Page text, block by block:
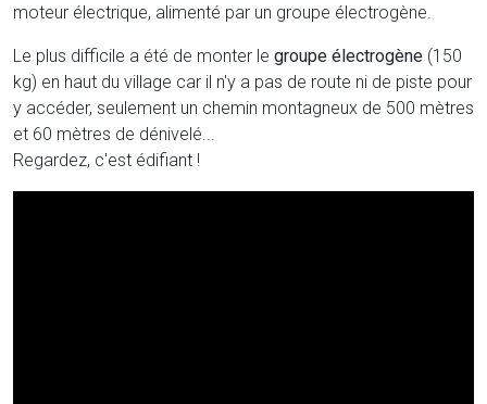
moteur électrique, alimenté par un groupe électrogène.
Le plus difficile a été de monter le groupe électrogène (150
kg) en haut du village car il n'y a pas de route ni de piste pour
y accéder, seulement un chemin montagneux de 500 mètres
et 60 mètres de dénivelé...
Regardez, c'est édifiant !